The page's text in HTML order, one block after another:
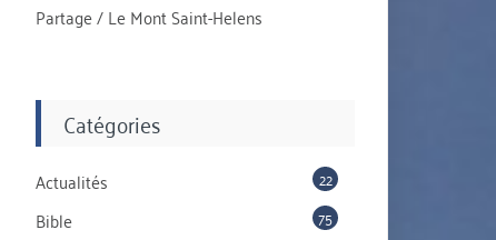
Partage / Le Mont Saint-Helens
Catégories
Actualités 22
Bible 75